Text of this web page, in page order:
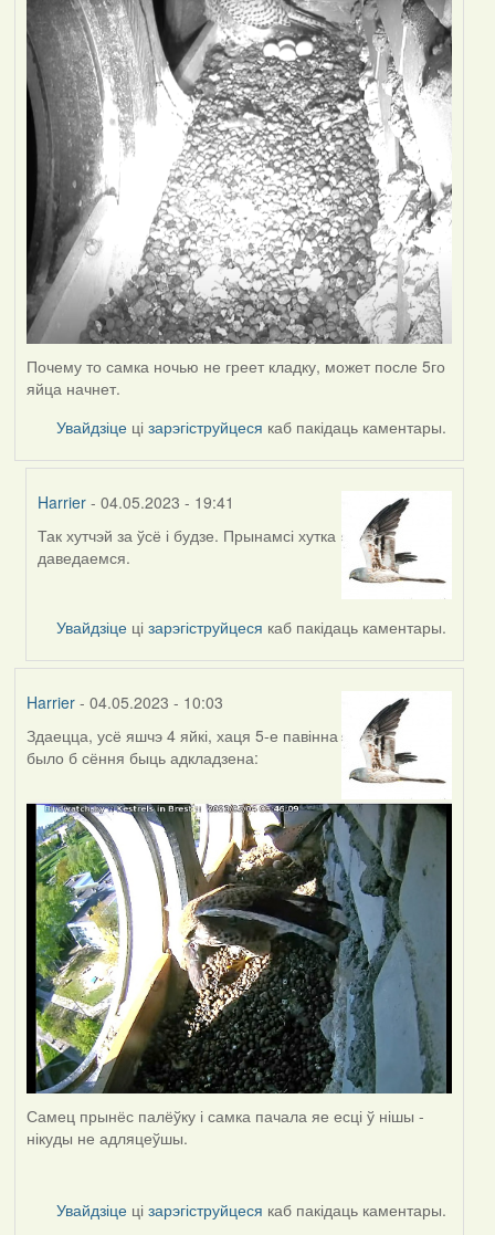
Почему то самка ночью не греет кладку, может после 5го
яйца начнет.
Увайдзіце цізарэгіструйцеся каб пакідаць каментары.
Harrier - 04.05.2023 - 19:41
In
reply
ZNR
Так хутчэй за ўсё і будзе. Прынамсі хутка
даведаемся.
Увайдзіце цізарэгіструйцеся каб пакідаць каментары.
Harrier- 04.05.2023 - 10:03
Здаецца, усё яшчэ 4 яйкі, хаця 5-е павінна
было б сёння быць адкладзена:
Самец прынёс палёўку і самка пачала яе есці ў нішы -
нікуды не адляцеўшы.
Увайдзіце цізарэгіструйцеся каб пакідаць каментары.